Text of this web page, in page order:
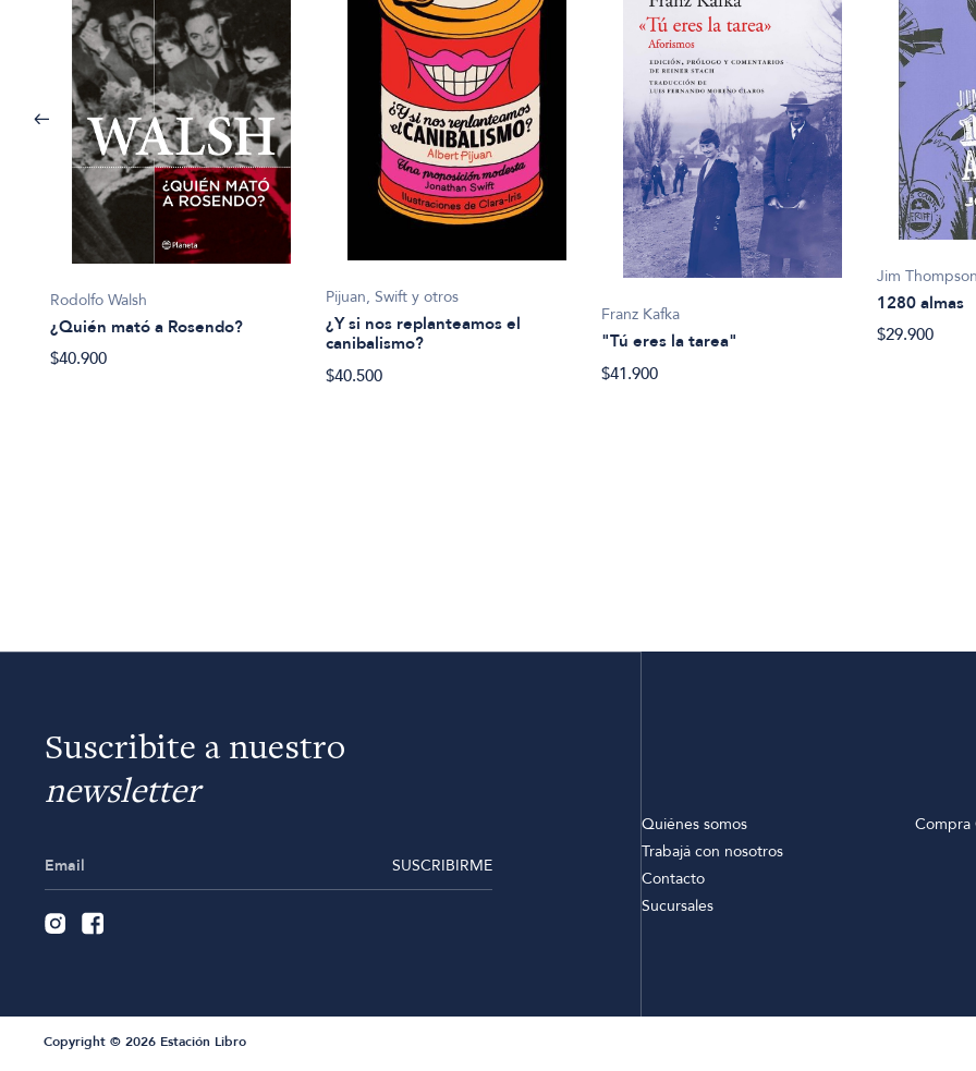
Rodolfo Walsh
¿Quién mató a Rosendo?
$40.900
Pijuan, Swift y otros
¿Y si nos replanteamos el
canibalismo?
$40.500
Franz Kafka
"Tú eres la tarea"
$41.900
Jim Thompson
1280 almas
$29.900
Suscribite a nuestro
newsletter
SUSCRIBIRME
Quiénes somos
Trabajá con nosotros
Contacto
Sucursales
Compra
Copyright © 2026 Estación Libro